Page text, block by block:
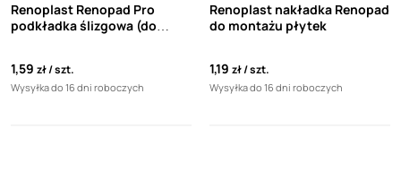
Renoplast Renopad Pro
podkładka ślizgowa (do
1,59 zł szt.
Wysyłka do 16 dni roboczych
Renoplast nakładka Renopad
do montażu płytek
1,19 zł szt.
Wysyłka do 16 dni roboczych